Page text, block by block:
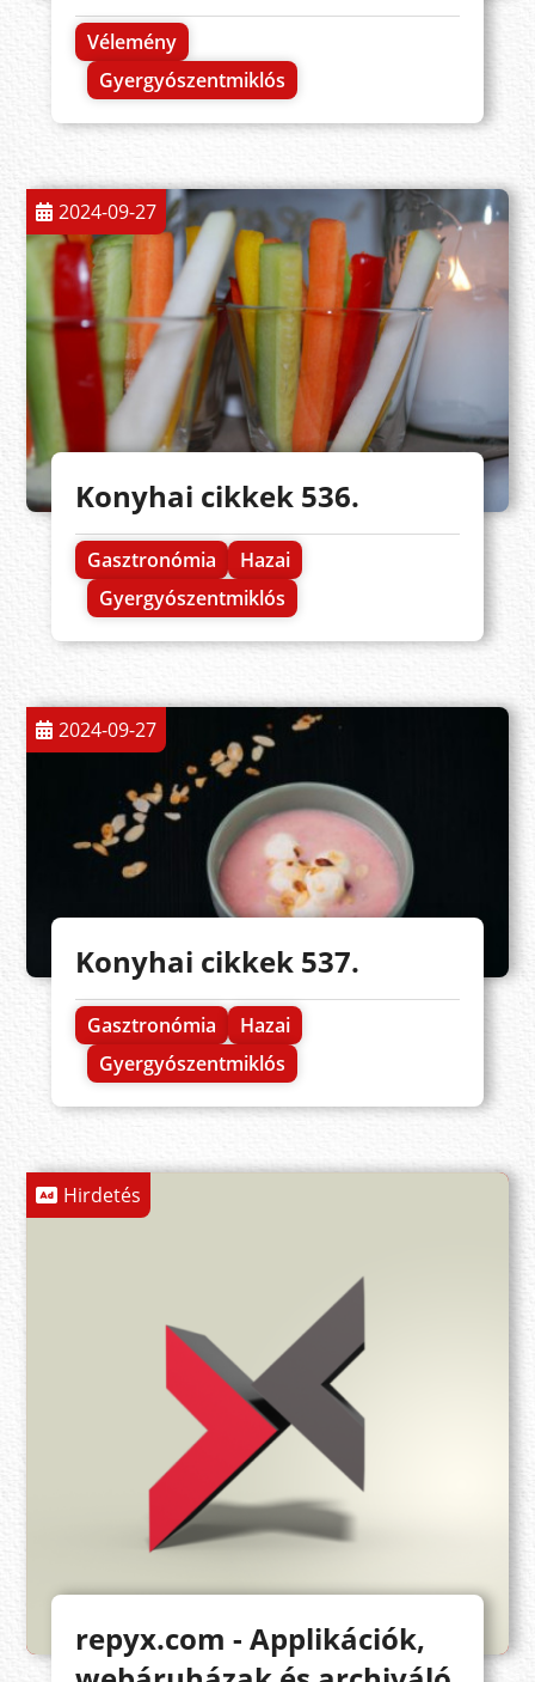
Vélemény
Gyergyószentmiklós
2024-09-27
Konyhai cikkek 536.
Gasztronómia
Hazai
Gyergyószentmiklós
2024-09-27
Konyhai cikkek 537.
Gasztronómia
Hazai
Gyergyószentmiklós
Hirdetés
repyx.com - Applikációk,